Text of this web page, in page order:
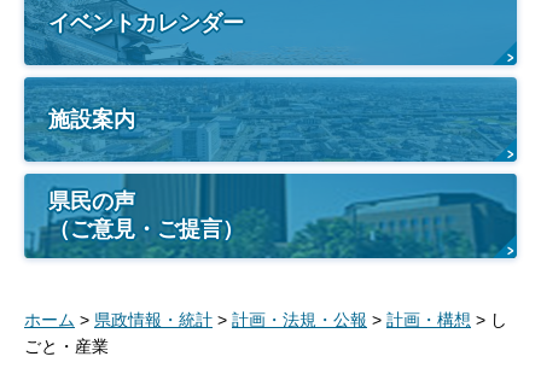
イベントカレンダー
施設案内
県民の声
（ご意見・ご提言）
ホーム > 県政情報・統計 > 計画・法規・公報 > 計画・構想 > し
ごと・産業